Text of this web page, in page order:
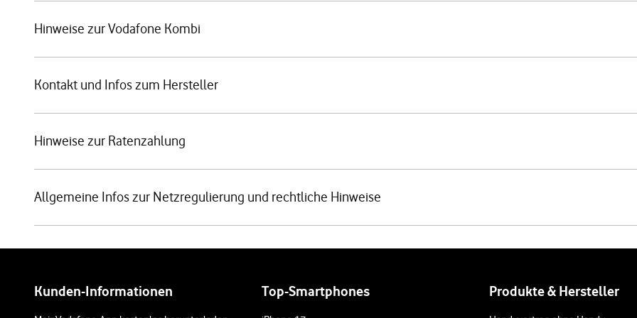
Hinweise zur Vodafone Kombi
Kontakt und Infos zum Hersteller
Hinweise zur Ratenzahlung
Allgemeine Infos zur Netzregulierung und rechtliche Hinweise
Kunden-Informationen Top-Smartphones Produkte & Hersteller